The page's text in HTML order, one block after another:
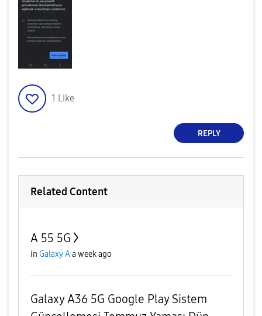
1 Like
REPLY
Related Content
A 55 5G
in Galaxy Aa week ago
Galaxy A36 5G Google Play Sistem